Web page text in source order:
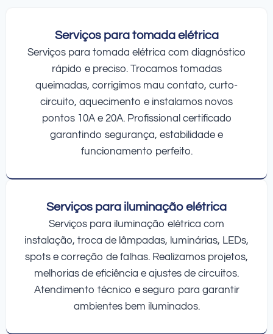
Serviços para tomada elétrica
Serviços para tomada elétrica com diagnóstico
rápido e preciso. Trocamos tomadas
queimadas, corrigimos mau contato, curto-
circuito, aquecimento e instalamos novos
pontos 10A e 20A. Profissional certificado
garantindo segurança, estabilidade e
funcionamento perfeito.
Serviços para iluminação elétrica
Serviços para iluminação elétrica com
instalação, troca de lâmpadas, luminárias, LEDs,
spots e correção de falhas. Realizamos projetos,
melhorias de eficiência e ajustes de circuitos.
Atendimento técnico e seguro para garantir
ambientes bem iluminados.